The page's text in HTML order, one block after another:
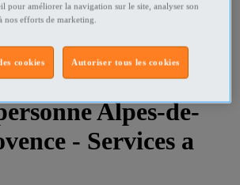
de-Haute-Provence
Alpes-de-
- Services a
pour améliorer la navigation sur le site, analyser son
nos efforts de marketing.
Autoriser tous les cookies
cookies